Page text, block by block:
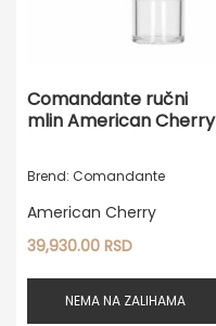
Comandante ručni
mlin American Cherry
Brend: Comandante
American Cherry
39,930.00 RSD
NEMA NA ZALIHAMA